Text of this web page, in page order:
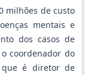
milhões de custo
mentais e
dos casos de
coordenador do
que é diretor de